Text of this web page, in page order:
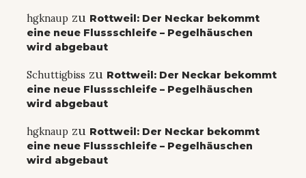
hgknaup zu Rottweil: Der Neckar bekommt
eine neue Flussschleife – Pegelhäuschen
wird abgebaut
Schuttigbiss zu Rottweil: Der Neckar bekommt
eine neue Flussschleife – Pegelhäuschen
wird abgebaut
hgknaup zu Rottweil: Der Neckar bekommt
eine neue Flussschleife – Pegelhäuschen
wird abgebaut